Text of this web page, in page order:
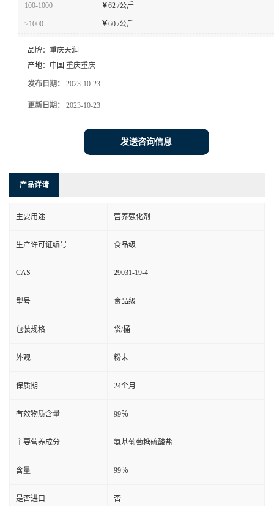
100-1000 ￥62 /公斤
≥1000 ￥60 /公斤
品牌： 重庆天润
产地： 中国 重庆重庆
发布日期： 2023-10-23
更新日期： 2023-10-23
发送咨询信息
产品详请
主要用途 营养强化剂
生产许可证编号 食品级
CAS 29031-19-4
型号 食品级
包装规格 袋/桶
外观 粉末
保质期 24个月
有效物质含量 99％
主要营养成分 氨基葡萄糖硫酸盐
含量 99％
是否进口 否